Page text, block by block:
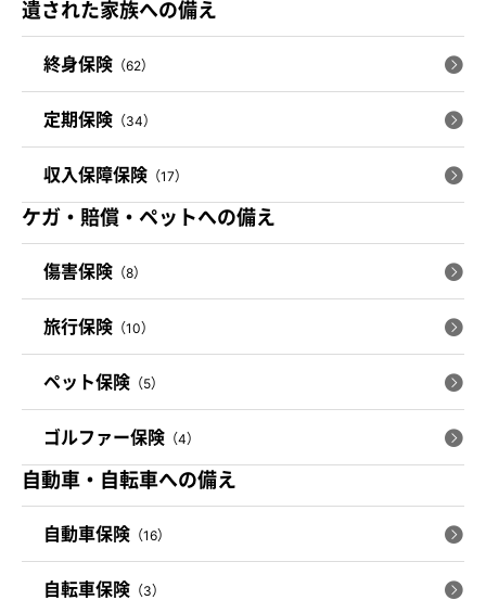
遺された家族への備え
終身保険 （62）
定期保険 （34）
収入保障保険 （17）
ケガ・賠償・ペットへの備え
傷害保険 （8）
旅行保険 （10）
ペット保険 （5）
ゴルファー保険 （4）
自動車・自転車への備え
自動車保険 （16）
自転車保険 （3）